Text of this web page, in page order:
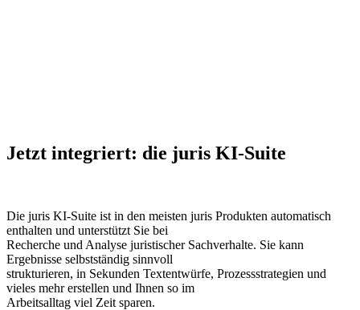
Jetzt integriert: die juris KI-Suite
Die juris KI-Suite ist in den meisten juris Produkten automatisch
enthalten und unterstützt Sie bei
Recherche und Analyse juristischer Sachverhalte. Sie kann
Ergebnisse selbstständig sinnvoll
strukturieren, in Sekunden Textentwürfe, Prozessstrategien und
vieles mehr erstellen und Ihnen so im
Arbeitsalltag viel Zeit sparen.